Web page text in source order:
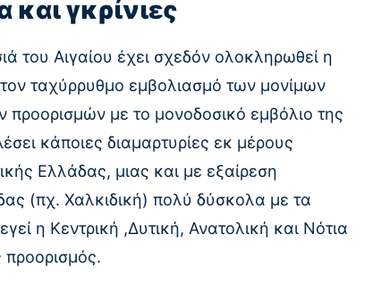
γκρίνιες
του Αιγαίου έχει σχεδόν ολοκληρωθεί η
ταχύρρυθμο εμβολιασμό των μονίμων
με το μονοδοσικό εμβόλιο της
κάποιες διαμαρτυρίες εκ μέρους
Ελλάδας, μιας και με εξαίρεση
(πχ. Χαλκιδική) πολύ δύσκολα με τα
η Κεντρική ,Δυτική, Ανατολική και Νότια
προορισμός.